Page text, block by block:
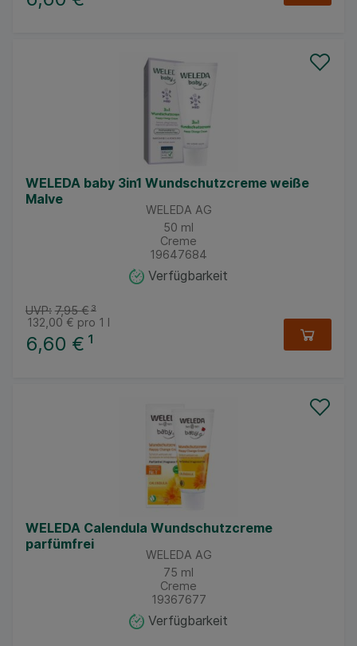
WELEDA baby 3in1 Wundschutzcreme weiße
Malve
WELEDA AG
50 ml
Creme
19647684
Verfügbarkeit
6,60 € ¹
UVP: 7,95 €³
132,00 € pro 1 l
WELEDA Calendula Wundschutzcreme
parfümfrei
WELEDA AG
75 ml
Creme
19367677
Verfügbarkeit